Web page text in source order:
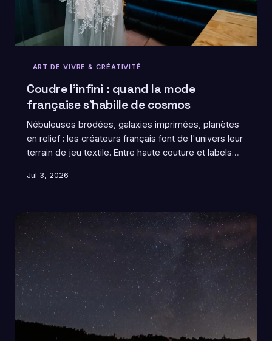
ART DE VIVRE & CRÉATIVITÉ
Coudre l'infini : quand la mode
française s'habille de cosmos
Nébuleuses brodées, galaxies imprimées, planètes
en relief : les créateurs français font de l'univers leur
terrain de jeu textile. Entre haute couture et labels
garde-robes hexagonales avec une poésie bien à
Jul 3, 2026